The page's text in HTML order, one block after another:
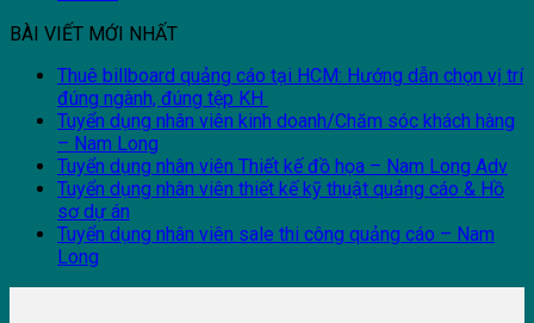
BÀI VIẾT MỚI NHẤT
Thuê billboard quảng cáo tại HCM: Hướng dẫn chọn vị trí
đúng ngành, đúng tệp KH
Tuyển dụng nhân viên kinh doanh/Chăm sóc khách hàng
– Nam Long
Tuyển dụng nhân viên Thiết kế đồ họa – Nam Long Adv
Tuyển dụng nhân viên thiết kế kỹ thuật quảng cáo & Hồ
sơ dự án
Tuyển dụng nhân viên sale thi công quảng cáo – Nam
Long